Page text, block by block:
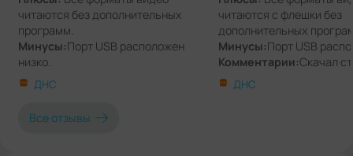
читаются без дополнительных
программ.
Минусы:Порт USB расположен
низко.
Комментарии:
записи из поездки,включил
сразу,качество картинки приятно
ДНС
читаются с флешки без
дополнительных
Минусы:Порт USB
Комментарии:Скачал
записи из поездки,
родителям — всё
ДНС
Все отзывы